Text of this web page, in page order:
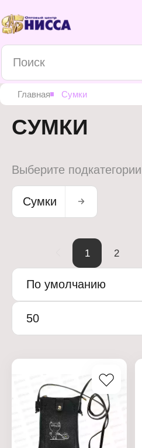
Главная Сумки
СУМКИ
Выберите подкатегории
Сумки
1 2
По умолчанию
50